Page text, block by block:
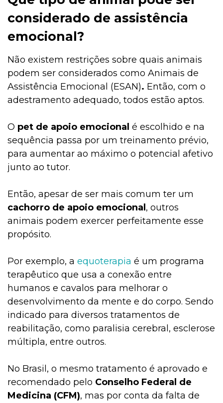
considerado de assistência
emocional?
Não existem restrições sobre quais animais
podem ser considerados como Animais de
Assistência Emocional (ESAN). Então, com o
adestramento adequado, todos estão aptos.
O pet de apoio emocional é escolhido e na
sequência passa por um treinamento prévio,
para aumentar ao máximo o potencial afetivo
junto ao tutor.
Então, apesar de ser mais comum ter um
cachorro de apoio emocional , outros
animais podem exercer perfeitamente esse
propósito.
Por exemplo, a equoterapia é um programa
terapêutico que usa a conexão entre
humanos e cavalos para melhorar o
desenvolvimento da mente e do corpo. Sendo
indicado para diversos tratamentos de
reabilitação, como paralisia cerebral, esclerose
múltipla, entre outros.
No Brasil, o mesmo tratamento é aprovado e
recomendado pelo Conselho Federal de
Medicina (CFM), mas por conta da falta de